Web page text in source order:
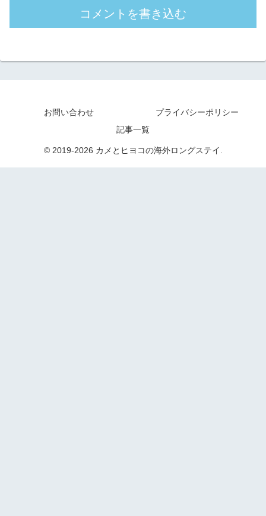
コメントを書き込む
お問い合わせ
プライバシーポリシー
記事一覧
© 2019-2026 カメとヒヨコの海外ロングステイ.